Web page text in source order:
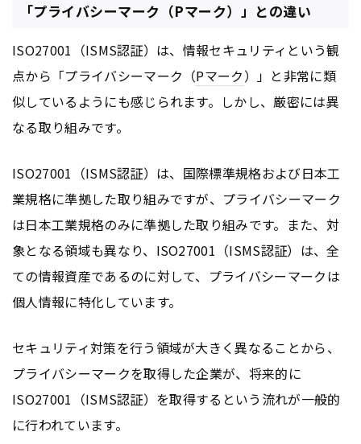
「プライバシーマーク（Pマーク）」との違い
ISO27001（ISMS認証）は、情報セキュリティという観
点から「プライバシーマーク（Pマーク）」と非常に類
似しているようにも感じられます。しかし、厳密には異
なる取り組みです。
ISO27001（ISMS認証）は、国際標準規格および日本工
業規格に準拠した取り組みですが、プライバシーマーク
は日本工業規格のみに準拠した取り組みです。また、対
象となる領域も異なり、ISO27001（ISMS認証）は、全
ての情報資産であるのに対して、プライバシーマークは
個人情報に特化しています。
セキュリティ対策を行う領域が大きく異なることから、
プライバシーマークを取得した企業が、将来的に
ISO27001（ISMS認証）を取得するという流れが一般的
に行われています。